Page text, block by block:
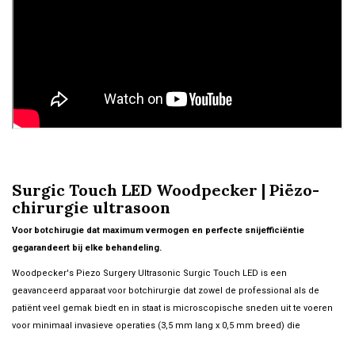
Surgic Touch LED Woodpecker | Piëzo-
chirurgie ultrasoon
Voor botchirugie dat maximum vermogen en perfecte snijefficiëntie
gegarandeert bij elke behandeling.
Woodpecker's Piezo Surgery Ultrasonic Surgic Touch LED is een
geavanceerd apparaat voor botchirurgie dat zowel de professional als de
patiënt veel gemak biedt en in staat is microscopische sneden uit te voeren
voor minimaal invasieve operaties (3,5 mm lang x 0,5 mm breed) die